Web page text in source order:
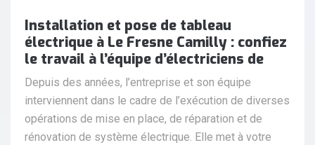
Installation et pose de tableau
électrique à Le Fresne Camilly : confiez
le travail à l’équipe d’électriciens de
Depuis des années, l’entreprise et son équipe
interviennent dans le cadre de l’exécution de diverses
opérations de mise en place, de réparation et de
rénovation de système électrique. Elle met à votre